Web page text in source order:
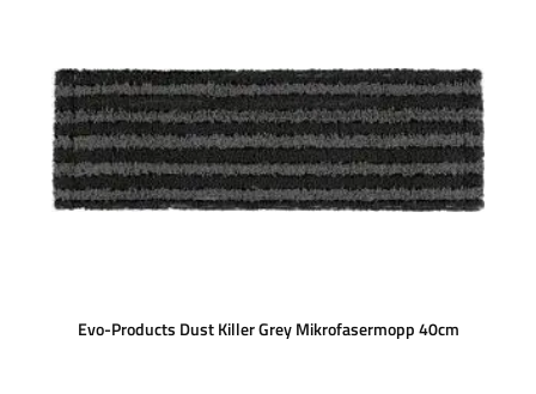
Evo-Products Dust Killer Grey Mikrofasermopp 40cm